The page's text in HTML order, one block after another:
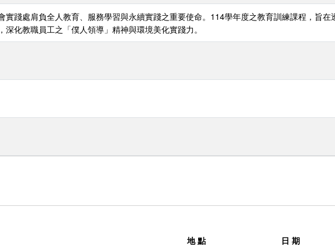
實踐處肩負全人教育、服務學習與永續實踐之重要使命。114學年度之教育訓練課程，旨
深化教職員工之「僕人領導」精神與環境美化實踐力。
地 點 日 期